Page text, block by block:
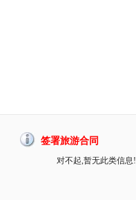
签署旅游合同
对不起,暂无此类信息!